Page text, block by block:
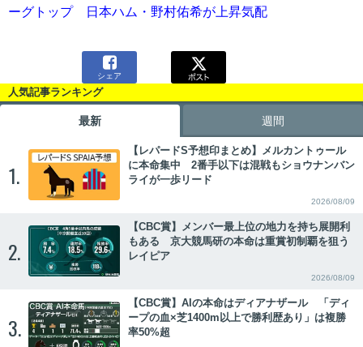
ーグトップ 日本ハム・野村佑希が上昇気配

シェア
人気記事ランキング
最新 週間
1.
【レパードS予想印まとめ】メルカントゥール
に本命集中 2番手以下は混戦もショウナンバン
ライが一歩リード
2026/08/09
2.
【CBC賞】メンバー最上位の地力を持ち展開利
もある 京大競馬研の本命は重賞初制覇を狙う
レイピア
2026/08/09
3.
【CBC賞】AIの本命はディアナザール 「ディ
ープの血×芝1400m以上で勝利歴あり」は複勝
率50%超